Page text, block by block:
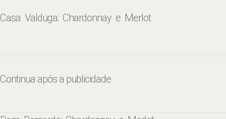
Casa Valduga: Chardonnay e Merlot
Continua após a publicidade